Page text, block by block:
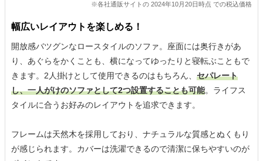
※各社通販サイトの 2024年10月20日時点 での税込価格
幅広いレイアウトを楽しめる！
開放感バツグンなロースタイルのソファ。座面には奥行きがあ
り、あぐらをかくことも、横になってゆったりと寝転ぶこともで
きます。2人掛けとして使用できるのはもちろん、 セパレート
し、一人がけのソファとして2つ設置することも可能。ライフス
タイルに合うお好みのレイアウトを追求できます。
フレームは天然木を採用しており、ナチュラルな質感とぬくもり
が感じられます。カバーは洗濯できるので清潔に保ちやすいのが